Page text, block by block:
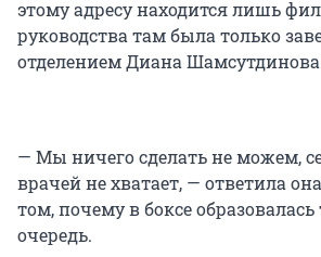
этому адресу находится лишь
руководства там была только
отделением Диана
— Мы ничего сделать не можем,
врачей не хватает, — ответила
том, почему в боксе
очередь.